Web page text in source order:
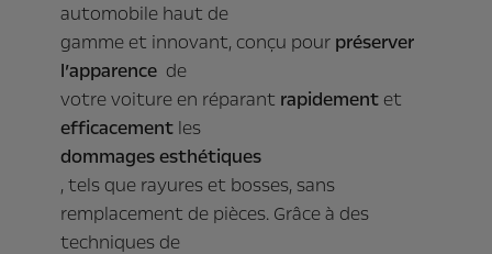
automobile haut de
gamme et innovant, conçu pour préserver
l’apparence de
votre voiture en réparant rapidement et
efficacement les
dommages esthétiques
, tels que rayures et bosses, sans
remplacement de pièces. Grâce à des
techniques de